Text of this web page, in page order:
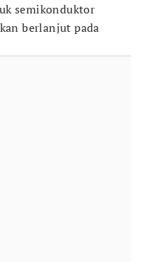
semikonduktor
berlanjut pada